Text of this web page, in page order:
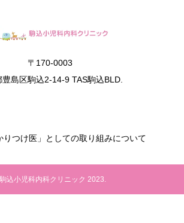
〒170-0003
豊島区駒込2-14-9 TAS駒込BLD.
りつけ医」としての取り組みについて
込小児科内科クリニック 2023.